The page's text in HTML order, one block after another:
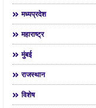
मध्यप्रदेश
महाराष्ट्र
मुंबई
राजस्थान
विशेष